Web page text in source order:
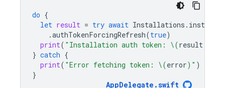
do {
let result = try await Installations .
.authTokenForcingRefresh(true)
print( "Installation auth token: \(result
} catch {
print( "Error fetching token: \(error) " )
}
AppDelegate .swift